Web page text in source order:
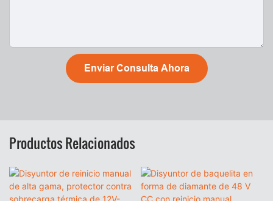
Enviar Consulta Ahora
Productos Relacionados